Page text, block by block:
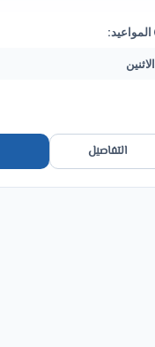
المواعيد:
الاثنين
التفاصيل